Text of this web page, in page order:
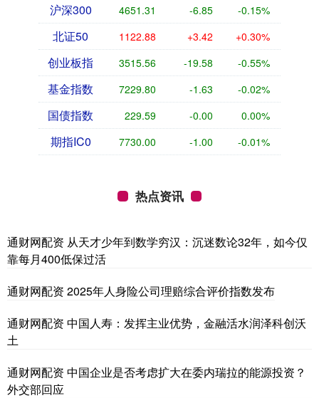
沪深300 4651.31 -6.85 -0.15%
北证50 1122.88 +3.42 +0.30%
创业板指 3515.56 -19.58 -0.55%
基金指数 7229.80 -1.63 -0.02%
国债指数 229.59 -0.00 0.00%
期指IC0 7730.00 -1.00 -0.01%
热点资讯
通财网配资 从天才少年到数学穷汉：沉迷数论32年，如今仅
靠每月400低保过活
通财网配资 2025年人身险公司理赔综合评价指数发布
通财网配资 中国人寿：发挥主业优势，金融活水润泽科创沃
土
通财网配资 中国企业是否考虑扩大在委内瑞拉的能源投资？
外交部回应